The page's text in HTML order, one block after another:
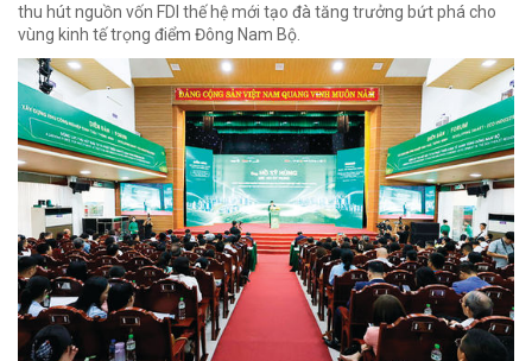
thu hút nguồn vốn FDI thế hệ mới tạo đà tăng trưởng bứt phá cho
vùng kinh tế trọng điểm Đông Nam Bộ.